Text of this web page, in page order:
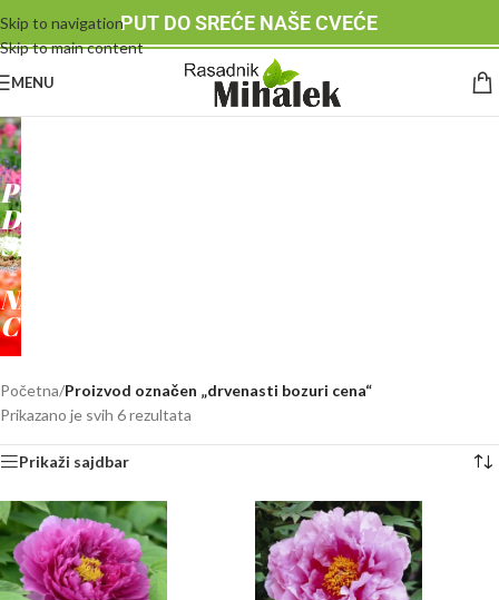
Skip to navigation
Skip to main content
PUT DO SREĆE NAŠE CVEĆE
MENU
RASADNIK
MIHALEK
PUT
DO
SREĆE
-
NAŠE
CVEĆE
Početna/Proizvod označen „drvenasti bozuri cena“
Prikazano je svih 6 rezultata
Prikaži sajdbar